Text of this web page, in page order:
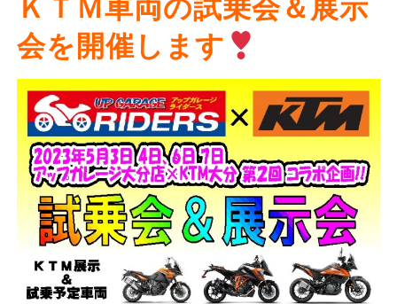
ＫＴＭ車両の試乗会＆展示
会を開催します